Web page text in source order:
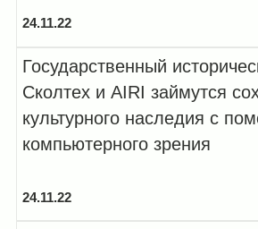
24.11.22
Государственный
Сколтех и AIRI займутся
культурного наследия с
компьютерного зрения
24.11.22